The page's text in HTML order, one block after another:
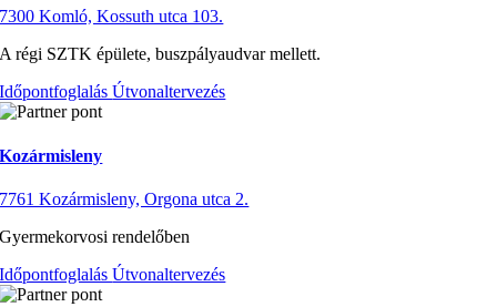
7300 Komló, Kossuth utca 103.
A régi SZTK épülete, buszpályaudvar mellett.
IdőpontfoglalásÚtvonaltervezés
Kozármisleny
7761 Kozármisleny, Orgona utca 2.
Gyermekorvosi rendelőben
IdőpontfoglalásÚtvonaltervezés